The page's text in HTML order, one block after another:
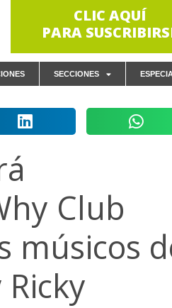
CLIC AQUÍ
PARA
SECCIONES
Club
músicos